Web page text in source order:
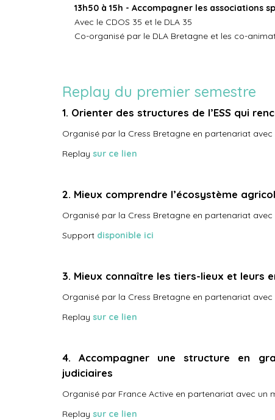
13h50 à 15h - Accompagner les associations
Avec le CDOS 35 et le DLA 35
Co-organisé par le DLA Bretagne et les co-
Replay du premier semestre
1. Orienter des structures de l’ESS qui
Organisé par la Cress Bretagne en partenariat avec
Replay sur ce lien
2. Mieux comprendre l’écosystème
Organisé par la Cress Bretagne en partenariat avec
Support disponible ici
3. Mieux connaître les tiers-lieux et leurs
Organisé par la Cress Bretagne en partenariat avec
Replay sur ce lien
4. Accompagner une structure en
judiciaires
Organisé par France Active en partenariat avec un
Replay sur ce lien